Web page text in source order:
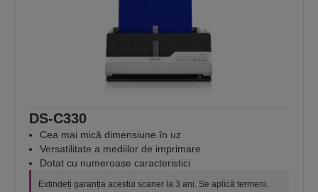
DS-C330
Cea mai mică dimensiune în uz
Versatilitate a mediilor de imprimare
Dotat cu numeroase caracteristici
Extindeți garanția acestui scaner la 3 ani. Se aplică termeni.